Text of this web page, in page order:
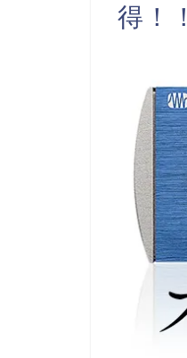
得！！